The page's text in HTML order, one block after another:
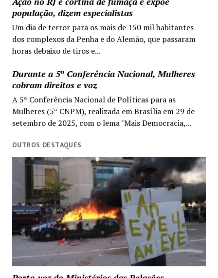
população, dizem especialistas
Um dia de terror para os mais de 150 mil habitantes
dos complexos da Penha e do Alemão, que passaram
horas debaixo de tiros e...
Durante a 5ª Conferência Nacional, Mulheres
cobram direitos e voz
A 5ª Conferência Nacional de Políticas para as
Mulheres (5ª CNPM), realizada em Brasília em 29 de
setembro de 2025, com o lema "Mais Democracia,...
OUTROS DESTAQUES